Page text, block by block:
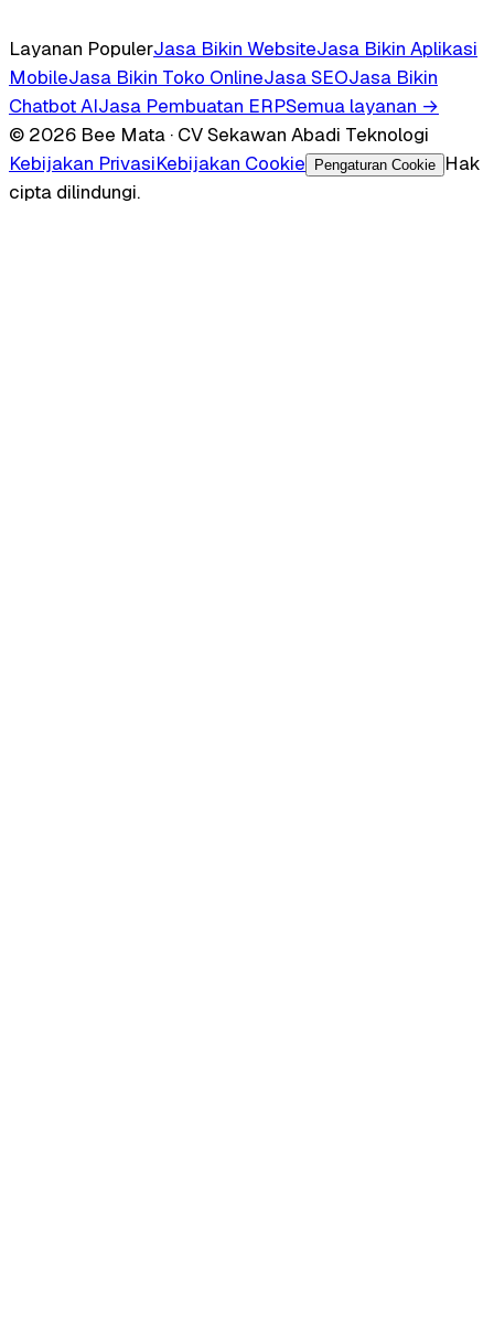
Layanan PopulerJasa Bikin WebsiteJasa Bikin Aplikasi
MobileJasa Bikin Toko OnlineJasa SEOJasa Bikin
Chatbot AIJasa Pembuatan ERPSemua layanan →
© 2026 Bee Mata · CV Sekawan Abadi Teknologi
Kebijakan PrivasiKebijakan Cookie Pengaturan Cookie
Hak
cipta dilindungi.